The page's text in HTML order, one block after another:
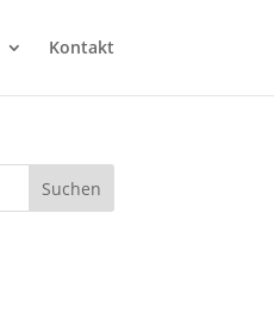
Kontakt